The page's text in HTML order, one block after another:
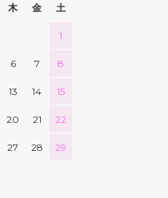
木 金 土
1
6 7 8
13 14 15
20 21 22
27 28 29